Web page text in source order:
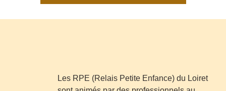
Les RPE (Relais Petite Enfance) du Loiret